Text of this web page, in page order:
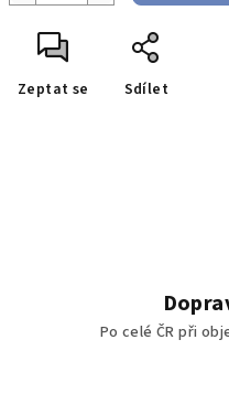
Zeptat se Sdílet
Po celé ČR při